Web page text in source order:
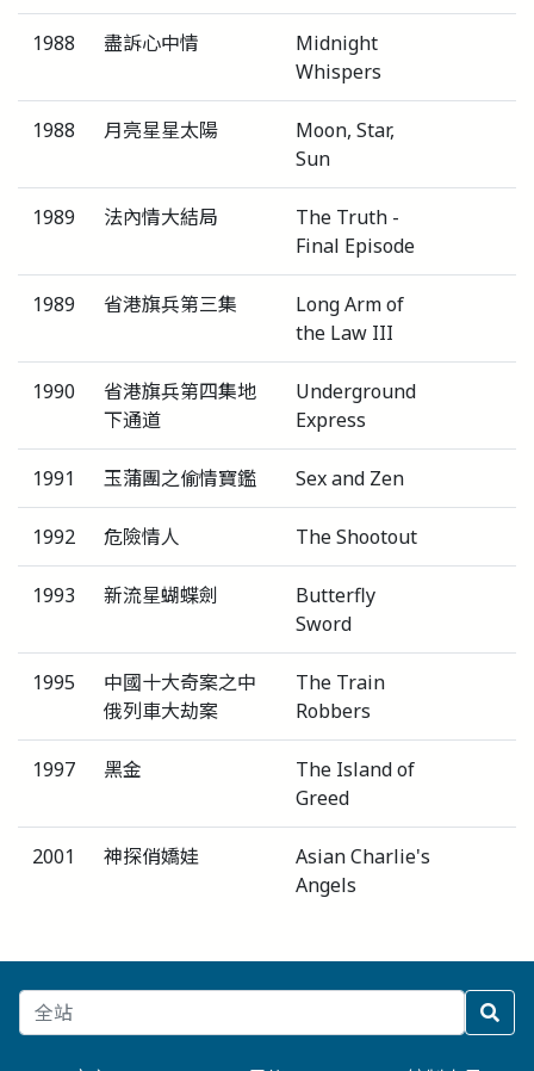
1988 盡訴心中情
Midnight
Whispers
1988 月亮星星太陽
Moon, Star,
Sun
1989 法內情大結局
The Truth -
Final Episode
1989 省港旗兵第三集
Long Arm of
the Law III
1990
省港旗兵第四集地
下通道
Underground
Express
1991 玉蒲團之偷情寶鑑 Sex and Zen
1992 危險情人 The Shootout
1993 新流星蝴蝶劍
Butterfly
Sword
1995
中國十大奇案之中
俄列車大劫案
The Train
Robbers
1997 黑金
The Island of
Greed
2001 神探俏嬌娃
Asian Charlie's
Angels